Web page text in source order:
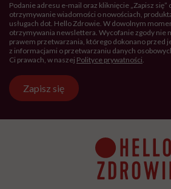
Podanie adresu e-mail oraz kliknięcie „Zapisz się”
otrzymywanie wiadomości o nowościach,
usługach dot. Hello Zdrowie. W dowolnym
otrzymywania newslettera. Wycofanie zgody nie
prawem przetwarzania, którego dokonano przed
z informacjami o przetwarzaniu danych
Ci prawach, w naszej Polityce prywatności.
Zapisz się